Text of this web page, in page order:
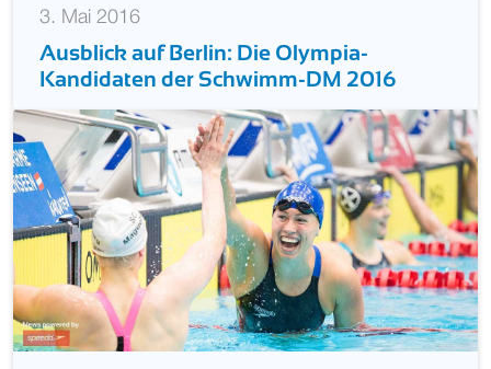
3. Mai 2016
Ausblick auf Berlin: Die Olympia-
Kandidaten der Schwimm-DM 2016